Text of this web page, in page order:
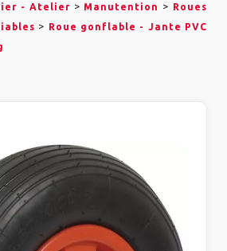
- Atelier > Manutention > Roues
> Roue gonflable - Jante PVC